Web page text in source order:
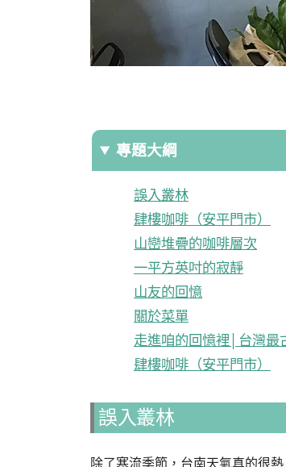
專題大綱
誤入叢林
肆樓咖啡（安平門市）
山巒堆疊的咖啡層次
一平方英吋的寂靜
山友的回憶
關於菜單
走進咱的回憶裡│台灣最
肆樓咖啡（安平門市）
誤入叢林
除了寒流季節，台南天氣真的很